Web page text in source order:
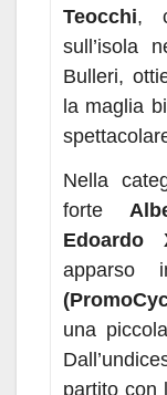
Teocchi,
sull’isola
Bulleri,
la maglia
Nella
forte
Edoardo
apparso
una
partito con